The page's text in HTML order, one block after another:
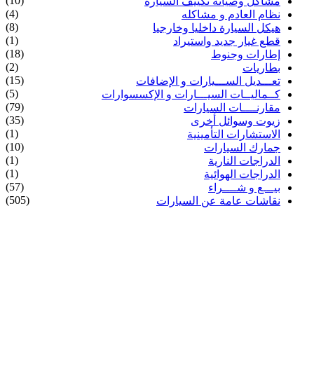
نظام العادم و مشاكله
(4)
هيكل السيارة داخليا وخارجيا
(8)
قطع غيار جديد واستيراد
(1)
إطارات وجنوط
(18)
بطاريات
(2)
تعـــديل الســـيارات و الإضافات
(15)
كــماليــات السيـــارات و الإكسسوارات
(5)
مقارنــــات السيارات
(79)
زيوت وسوائل أخرى
(35)
الاستشارات التأمينية
(1)
جمارك السيارات
(10)
الدراجات النارية
(1)
الدراجات الهوائية
(1)
بيـــع و شــــراء
(57)
نقاشات عامة عن السيارات
(505)